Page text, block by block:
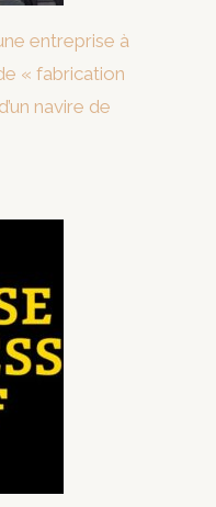
entreprise à
« fabrication
navire de